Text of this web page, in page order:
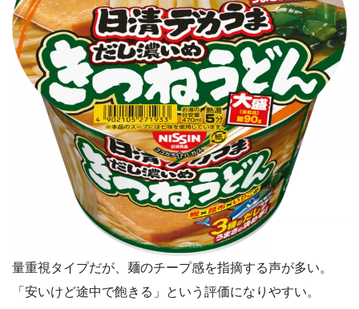
量重視タイプだが、麺のチープ感を指摘する声が多い。
「安いけど途中で飽きる」という評価になりやすい。